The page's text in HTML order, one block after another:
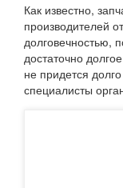
Как известно,
производителей
долговечностью,
достаточно
не придется
специалисты